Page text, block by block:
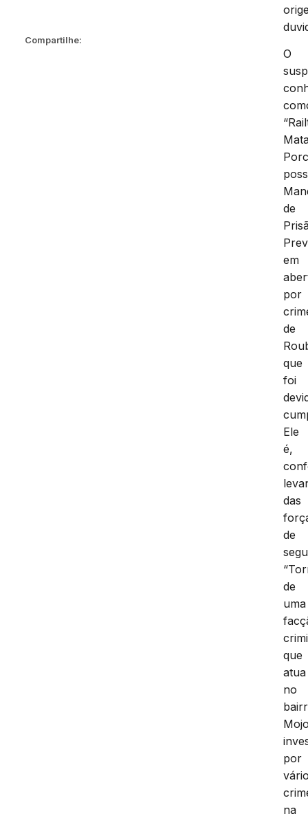
Compartilhe:
O
de
em
por
de
que
foi
Ele
é,
das
de
de
uma
que
atua
no
por
na